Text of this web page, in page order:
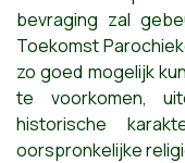
bevraging zal
Toekomst
zo goed mogelijk
te voorkomen,
historische
oorspronkelijke